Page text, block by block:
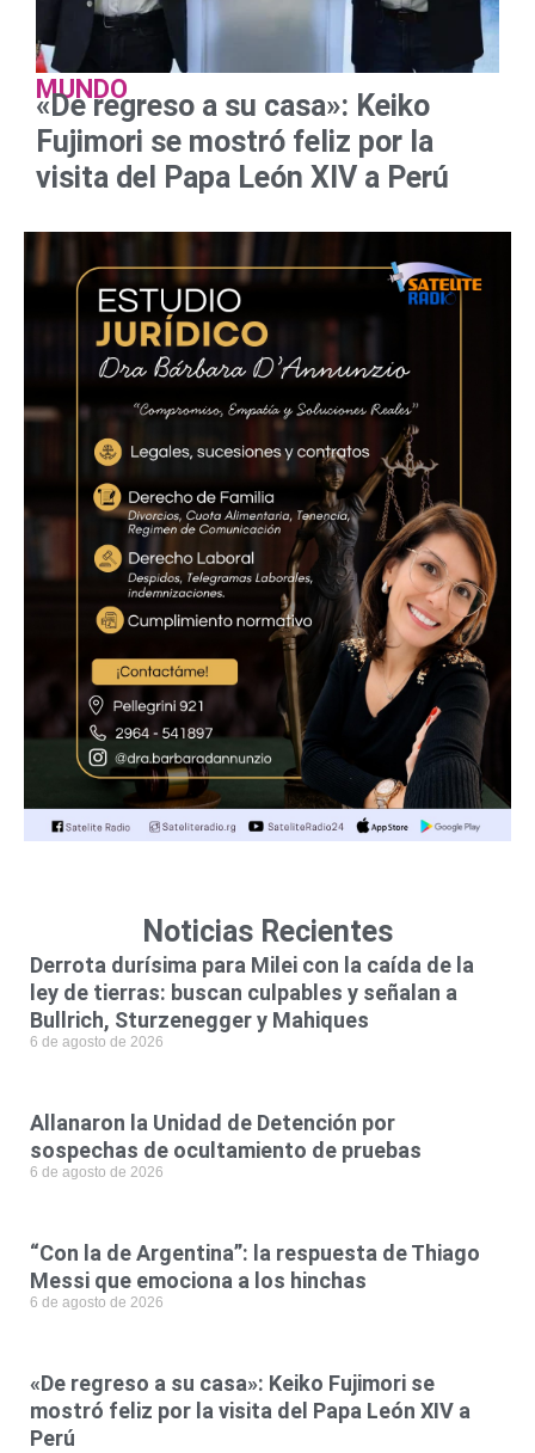
MUNDO
«De regreso a su casa»: Keiko
Fujimori se mostró feliz por la
visita del Papa León XIV a Perú
Noticias Recientes
Derrota durísima para Milei con la caída de la
ley de tierras: buscan culpables y señalan a
Bullrich, Sturzenegger y Mahiques
6 de agosto de 2026
Allanaron la Unidad de Detención por
sospechas de ocultamiento de pruebas
6 de agosto de 2026
“Con la de Argentina”: la respuesta de Thiago
Messi que emociona a los hinchas
6 de agosto de 2026
«De regreso a su casa»: Keiko Fujimori se
mostró feliz por la visita del Papa León XIV a
Perú